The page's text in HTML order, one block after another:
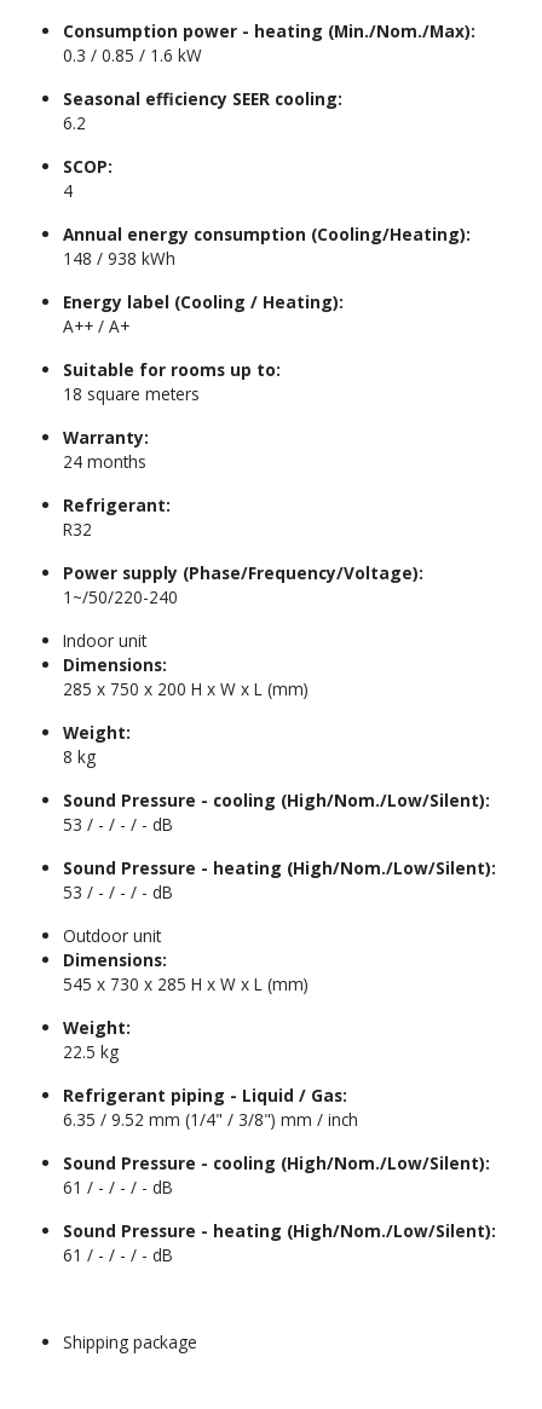
Consumption power - heating (Min./Nom./Max):
0.3 / 0.85 / 1.6 kW
Seasonal efficiency SEER cooling:
6.2
SCOP:
4
Annual energy consumption (Cooling/Heating):
148 / 938 kWh
Energy label (Cooling / Heating):
A++ / A+
Suitable for rooms up to:
18 square meters
Warranty:
24 months
Refrigerant:
R32
Power supply (Phase/Frequency/Voltage):
1~/50/220-240
Indoor unit
Dimensions:
285 x 750 x 200 H x W x L (mm)
Weight:
8 kg
Sound Pressure - cooling (High/Nom./Low/Silent):
53 / - / - / - dB
Sound Pressure - heating (High/Nom./Low/Silent):
53 / - / - / - dB
Outdoor unit
Dimensions:
545 x 730 x 285 H x W x L (mm)
Weight:
22.5 kg
Refrigerant piping - Liquid / Gas:
6.35 / 9.52 mm (1/4" / 3/8") mm / inch
Sound Pressure - cooling (High/Nom./Low/Silent):
61 / - / - / - dB
Sound Pressure - heating (High/Nom./Low/Silent):
61 / - / - / - dB
Shipping package